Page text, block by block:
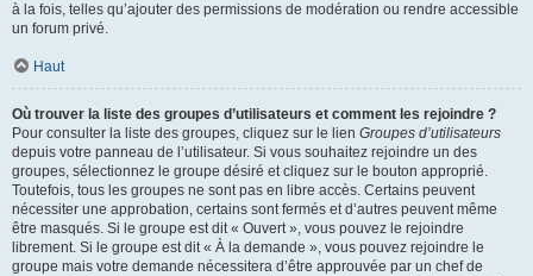
à la fois, telles qu’ajouter des permissions de modération ou rendre accessible
un forum privé.
Haut
Où trouver la liste des groupes d’utilisateurs et comment les rejoindre ?
Pour consulter la liste des groupes, cliquez sur le lien Groupes d’utilisateurs
depuis votre panneau de l’utilisateur. Si vous souhaitez rejoindre un des
groupes, sélectionnez le groupe désiré et cliquez sur le bouton approprié.
Toutefois, tous les groupes ne sont pas en libre accès. Certains peuvent
nécessiter une approbation, certains sont fermés et d’autres peuvent même
être masqués. Si le groupe est dit « Ouvert », vous pouvez le rejoindre
librement. Si le groupe est dit « À la demande », vous pouvez rejoindre le
groupe mais votre demande nécessitera d’être approuvée par un chef de